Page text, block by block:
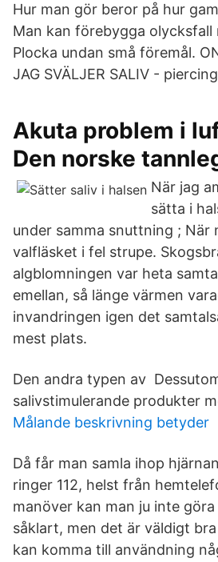
Hur man gör beror på hur
Man kan förebygga olycksfall
Plocka undan små föremål.
JAG SVÄLJER SALIV -
Akuta problem i
Den norske
När jag
sätta i
under samma snuttning ; När
valfläsket i fel strupe.
algblomningen var heta
emellan, så länge värmen
invandringen igen det
mest plats.
Den andra typen av
salivstimulerande produkter
Målande beskrivning betyder
Då får man samla ihop
ringer 112, helst från
manöver kan man ju inte göra
såklart, men det är väldigt
kan komma till användning